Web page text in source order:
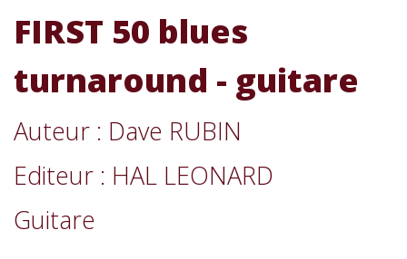
FIRST 50 blues
turnaround - guitare
Auteur : Dave RUBIN
Editeur : HAL LEONARD
Guitare